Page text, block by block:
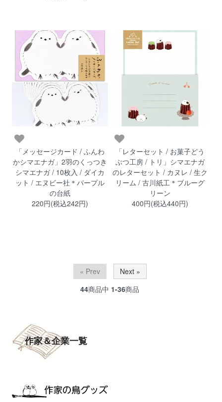
「メッセージカード / ふんわ
かシマエナガ」2羽のくっつき
シマエナガ / 10枚入 / ダイカ
ット / エヌビー社＊パープル
の台紙
220円(税込242円)
「レターセット / お菓子どう
ぶつ工房 / トリ」シマエナガ
のレターセット / カヌレ / 生ク
リーム / 古川紙工＊ブルーグ
リーン
400円(税込440円)
« Prev
Next »
44商品中 1-36商品
作家＆企業一覧